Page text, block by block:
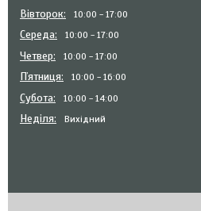
Вівторок 10:00 17:00
Середа 10:00 17:00
Четвер 10:00 17:00
Пʼятниця 10:00 16:00
Субота 10:00 14:00
Неділя Вихідний